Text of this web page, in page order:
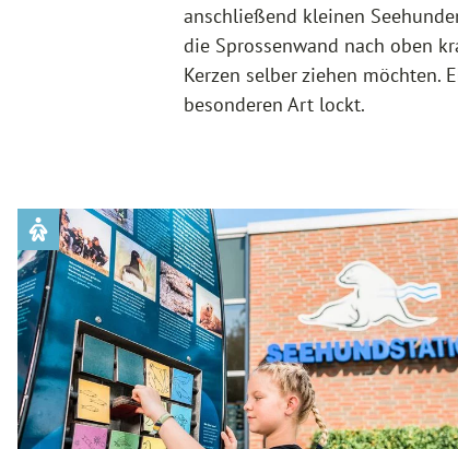
anschließend kleinen
die Sprossenwand nach oben
Kerzen selber ziehen möchten.
besonderen Art lockt.